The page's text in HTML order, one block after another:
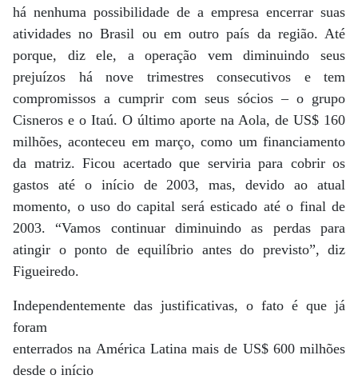
há nenhuma possibilidade de a empresa encerrar suas
atividades no Brasil ou em outro país da região. Até
porque, diz ele, a operação vem diminuindo seus
prejuízos há nove trimestres consecutivos e tem
compromissos a cumprir com seus sócios – o grupo
Cisneros e o Itaú. O último aporte na Aola, de US$ 160
milhões, aconteceu em março, como um financiamento
da matriz. Ficou acertado que serviria para cobrir os
gastos até o início de 2003, mas, devido ao atual
momento, o uso do capital será esticado até o final de
2003. “Vamos continuar diminuindo as perdas para
atingir o ponto de equilíbrio antes do previsto”, diz
Figueiredo.
Independentemente das justificativas, o fato é que já
foram
enterrados na América Latina mais de US$ 600 milhões
desde o início